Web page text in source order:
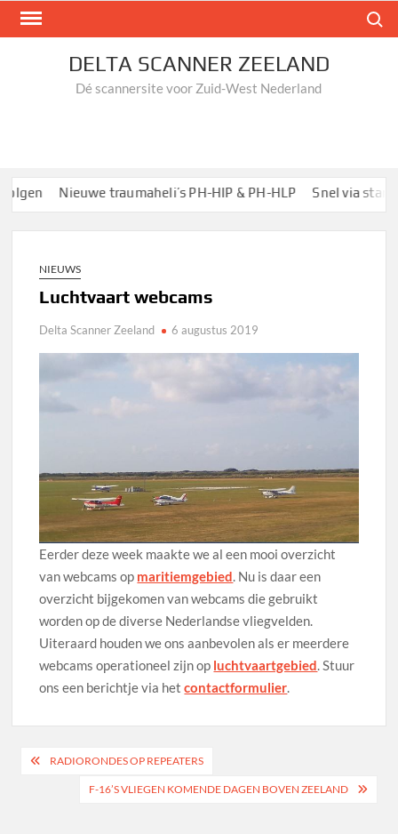
Zoek
DELTA SCANNER ZEELAND
Dé scannersite voor Zuid-West Nederland
Nieuwe traumaheli’s PH-HIP & PH-HLP Snel via
NIEUWS
Luchtvaart webcams
Delta Scanner Zeeland 6 augustus 2019
Eerder deze week maakte we al een mooi overzicht
van webcams op maritiemgebied. Nu is daar een
overzicht bijgekomen van webcams die gebruikt
worden op de diverse Nederlandse vliegvelden.
Uiteraard houden we ons aanbevolen als er meerdere
webcams operationeel zijn op luchtvaartgebied. Stuur
ons een berichtje via hetcontactformulier.
Bericht
navigatie
RADIORONDES OP REPEATERS
F-16’S VLIEGEN KOMENDE DAGEN BOVEN ZEELAND